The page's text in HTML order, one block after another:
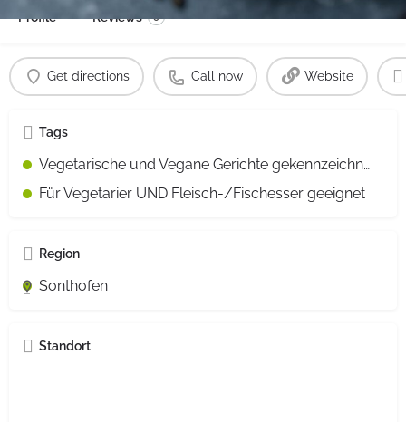
Profile Reviews 0
Get directions Call now Website
Tags
Vegetarische und Vegane Gerichte gekennzeichnet
Für Vegetarier UND Fleisch-/Fischesser geeignet
Region
Sonthofen
Standort